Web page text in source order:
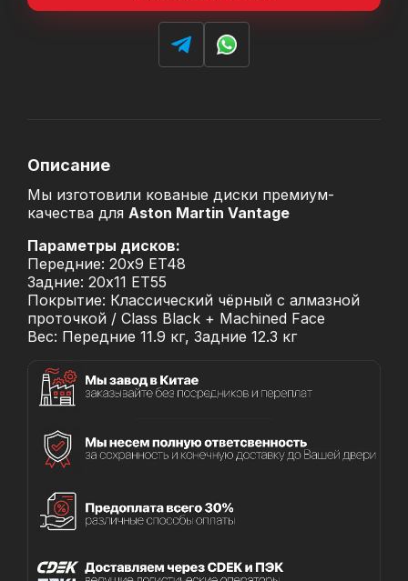
Описание
Мы изготовили кованые диски премиум-
качества для Aston Martin Vantage
Параметры дисков:
Передние: 20x9 ET48
Задние: 20x11 ET55
Покрытие: Классический чёрный с алмазной
проточкой / Class Black + Machined Face
Вес: Передние 11.9 кг, Задние 12.3 кг